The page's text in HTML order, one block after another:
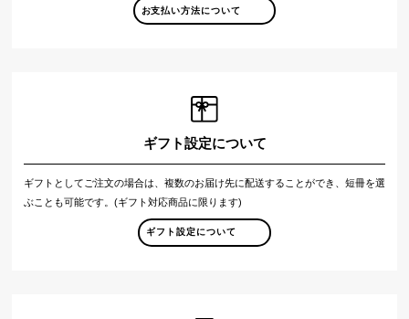
お支払い方法について
ギフト設定について
ギフトとしてご注文の場合は、複数のお届け先に配送することができ、短冊を選
ぶことも可能です。(ギフト対応商品に限ります)
ギフト設定について